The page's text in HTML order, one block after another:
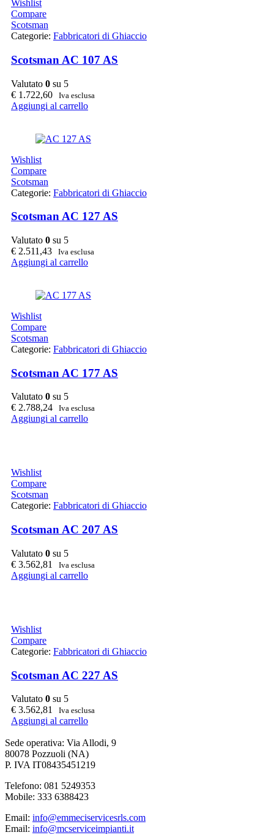
Wishlist
Compare
Scotsman
Categorie: Fabbricatori di Ghiaccio
Scotsman AC 107 AS
Valutato 0 su 5
€ 1.722,60 Iva esclusa
Aggiungi al carrello
Wishlist
Compare
Scotsman
Categorie: Fabbricatori di Ghiaccio
Scotsman AC 127 AS
Valutato 0 su 5
€ 2.511,43 Iva esclusa
Aggiungi al carrello
Wishlist
Compare
Scotsman
Categorie: Fabbricatori di Ghiaccio
Scotsman AC 177 AS
Valutato 0 su 5
€ 2.788,24 Iva esclusa
Aggiungi al carrello
Wishlist
Compare
Scotsman
Categorie: Fabbricatori di Ghiaccio
Scotsman AC 207 AS
Valutato 0 su 5
€ 3.562,81 Iva esclusa
Aggiungi al carrello
Wishlist
Compare
Categorie: Fabbricatori di Ghiaccio
Scotsman AC 227 AS
Valutato 0 su 5
€ 3.562,81 Iva esclusa
Aggiungi al carrello
Sede operativa: Via Allodi, 9
80078 Pozzuoli (NA)
P. IVA IT08435451219
Telefono: 081 5249353
Mobile: 333 6388423
Email: info@emmeciservicesrls.com
Email: info@mcserviceimpianti.it